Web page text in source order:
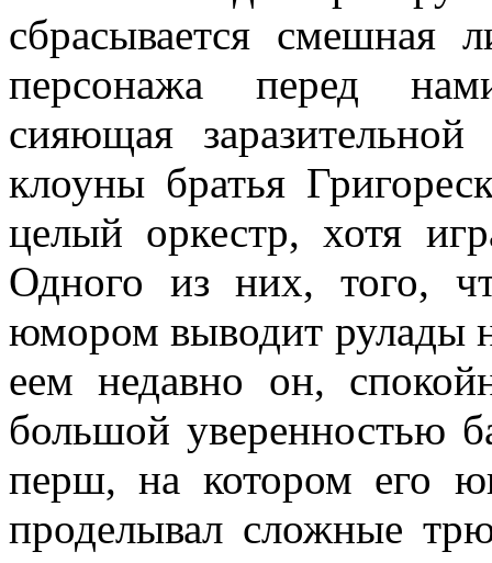
сбрасывается смешная
персонажа перед
сияющая
клоуны братья
целый оркестр, хотя
Одного из них, того,
юмором выводит рулады
еем недавно он,
большой уверенностью
перш, на ко­тором его
проделывал сложные